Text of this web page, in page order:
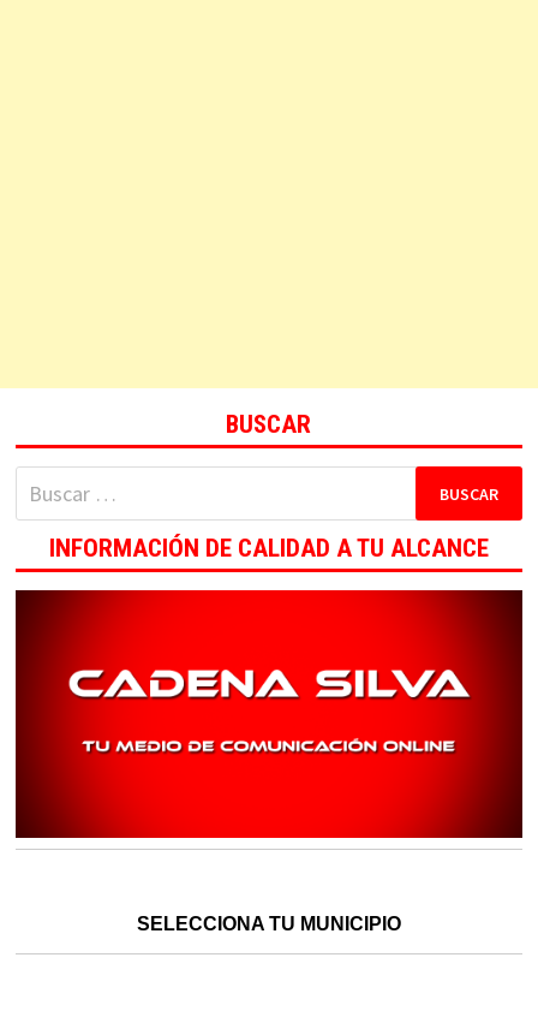
BUSCAR
Buscar:
INFORMACIÓN DE CALIDAD A TU ALCANCE
SELECCIONA TU MUNICIPIO